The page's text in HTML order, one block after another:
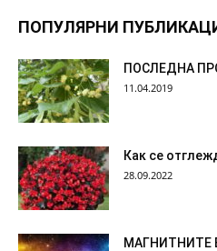
ПОПУЛЯРНИ
ПОСЛЕДНА
11.04.2019
Как се
28.09.2022
МАГНИТНИТЕ